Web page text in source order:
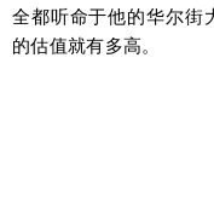
全都听命于他的华尔街
的估值就有多高。